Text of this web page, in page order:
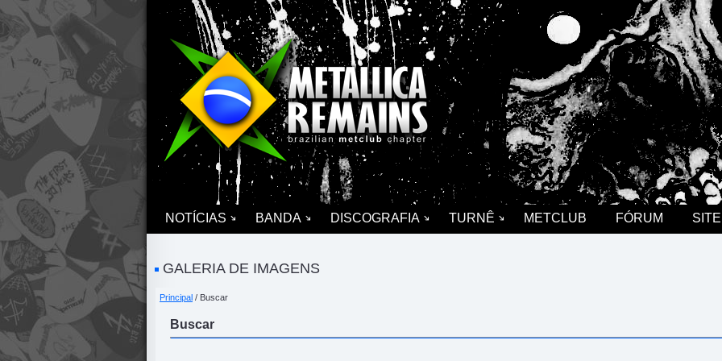
NOTÍCIAS BANDA DISCOGRAFIA TURNÊ METCLUB FÓRUM SITE
GALERIA DE IMAGENS
Principal / Buscar
Buscar